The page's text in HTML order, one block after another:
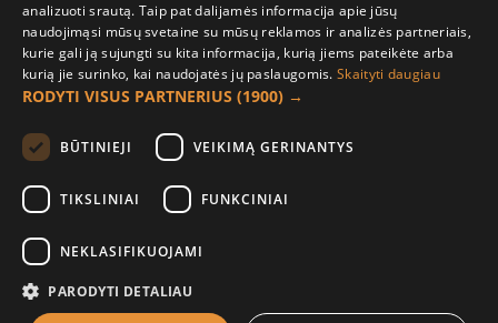
TEIRAUTIS
Krikštadėžė "Vaikystės
22.00€
analizuoti srautą. Taip pat dalijamės informacija apie jūsų
naudojimąsi mūsų svetaine su mūsų reklamos ir analizės partneriais,
kurie gali ją sujungti su kita informacija, kurią jiems pateikėte arba
kurią jie surinko, kai naudojatės jų paslaugomis.Skaityti daugiau
RODYTI VISUS PARTNERIUS (1900) →
BŪTINIEJI VEIKIMĄ GERINANTYS
TIKSLINIAI FUNKCINIAI
NEKLASIFIKUOJAMI
PARODYTI DETALIAU